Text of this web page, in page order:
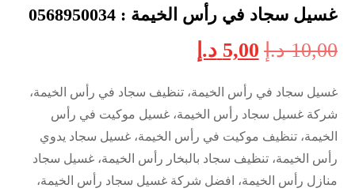
غسيل سجاد في رأس الخيمة : 0568950034
10,00 د.إ 5,00 د.إ
غسيل سجاد في رأس الخيمة، تنظيف سجاد في رأس الخيمة،
شركة غسيل سجاد رأس الخيمة، غسيل موكيت في رأس
الخيمة، تنظيف موكيت في رأس الخيمة، غسيل سجاد يدوي
رأس الخيمة، تنظيف سجاد بالبخار رأس الخيمة، غسيل سجاد
منازل رأس الخيمة، افضل شركة غسيل سجاد رأس الخيمة،